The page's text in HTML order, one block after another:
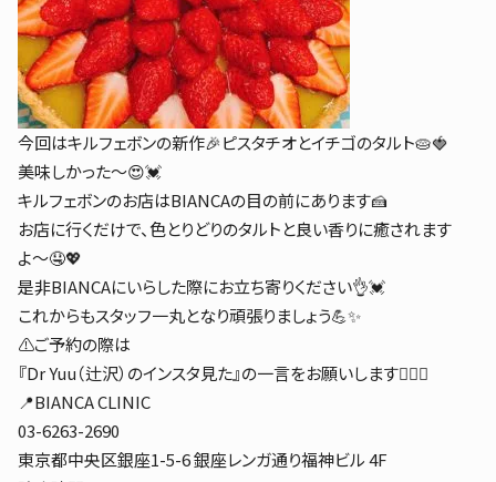
今回はキルフェボンの新作🎉ピスタチオとイチゴのタルト🥧🍓
美味しかった〜😍💓
キルフェボンのお店はBIANCAの目の前にあります🍰
お店に行くだけで、色とりどりのタルトと良い香りに癒されます
よ〜🤤💖
是非BIANCAにいらした際にお立ち寄りください👌💓
これからもスタッフ一丸となり頑張りましょう💪✨
⚠️ご予約の際は
『Dr Yuu（辻沢）のインスタ見た』の一言をお願いします👩‍⚕️✨
📍BIANCA CLINIC
03-6263-2690
東京都中央区銀座1-5-6 銀座レンガ通り福神ビル 4F